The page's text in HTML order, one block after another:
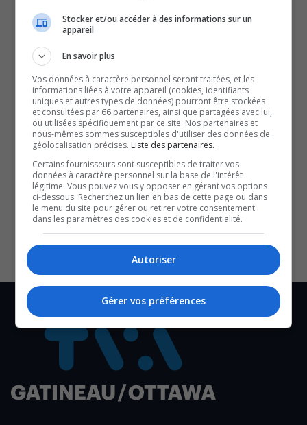
L’accueil de cet artiste de grande envergure a forcé toute
l’équipe du Centre Slush Puppie à reconfigurer sa scène
pour son premier spectacle.
Les festivités ont commencé depuis 16h vendredi et les
portes ouvrent dès 18h30. DJ Fontanna mettra
l’ambiance dans la place. Vers 20h, Mindflip prendra le
relais et s’ensuivra la performance de Flo Rida.
TVA Gatineau-Ottawa n’a pas pu parler à Flo Rida. Son
test de son s’est fait à huit clos.
SOUTENIR NOS MÉDIAS, C’EST PROTÉGER NOTRE
CULTURE ET NOTRE ÉCONOMIE
Stocker et/ou accéder à des informations sur un
appareil
En savoir plus
Vos données à caractère personnel seront traitées, et les
informations liées à votre appareil (cookies, identifiants
uniques et autres types de données) pourront être stockées
et consultées par 66 partenaires, ainsi que partagées avec lui,
ou utilisées spécifiquement par ce site. Nos partenaires et
nous-mêmes sommes susceptibles d'utiliser des données de
géolocalisation précises. Liste des partenaires.
Certains fournisseurs sont susceptibles de traiter vos
données à caractère personnel sur la base de l'intérêt
légitime. Vous pouvez vous y opposer en gérant vos options
ci-dessous. Recherchez un lien en bas de cette page ou dans
le menu du site pour gérer ou retirer votre consentement
dans les paramètres des cookies et de confidentialité.
Autoriser
Gérer vos préférences